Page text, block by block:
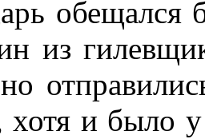
обещался
из
хотя и было